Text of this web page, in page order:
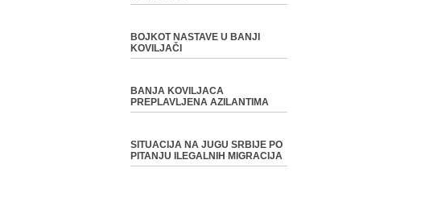
BOJKOT NASTAVE U BANJI
KOVILJAČI
BANJA KOVILJACA
PREPLAVLJENA AZILANTIMA
SITUACIJA NA JUGU SRBIJE PO
PITANJU ILEGALNIH MIGRACIJA